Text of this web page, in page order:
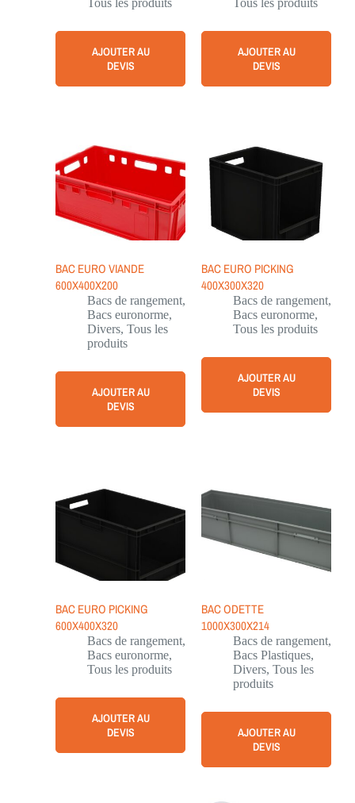
Tous les produits
AJOUTER AU
DEVIS
Tous les produits
AJOUTER AU
DEVIS
BAC EURO VIANDE
600X400X200
Bacs de rangement,
Bacs euronorme,
Divers, Tous les
produits
AJOUTER AU
DEVIS
BAC EURO PICKING
400X300X320
Bacs de rangement,
Bacs euronorme,
Tous les produits
AJOUTER AU
DEVIS
BAC EURO PICKING
600X400X320
Bacs de rangement,
Bacs euronorme,
Tous les produits
AJOUTER AU
DEVIS
BAC ODETTE
1000X300X214
Bacs de rangement,
Bacs Plastiques,
Divers, Tous les
produits
AJOUTER AU
DEVIS